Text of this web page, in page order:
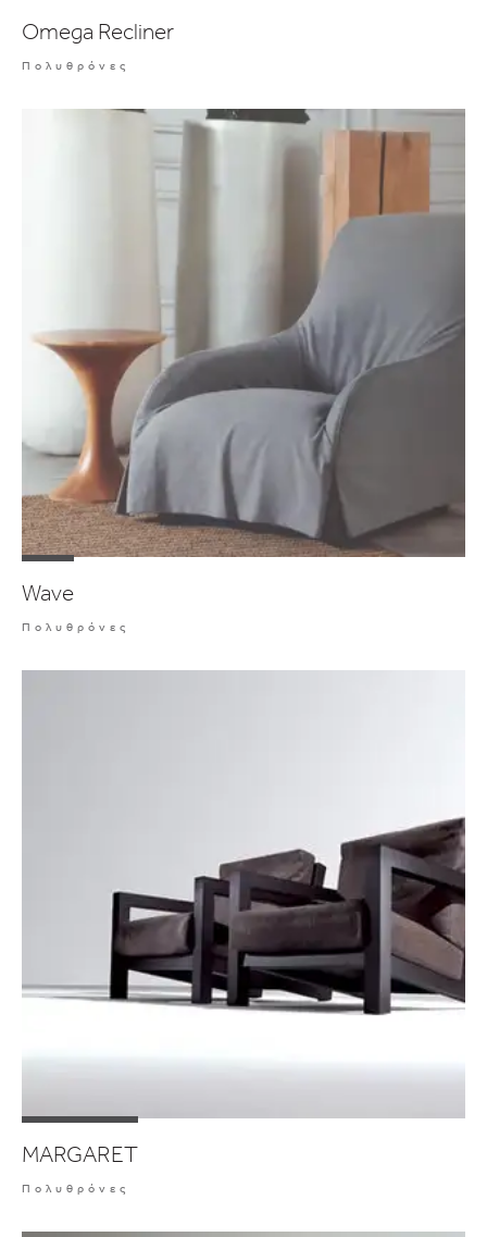
Omega Recliner
Πολυθρόνες
Wave
Πολυθρόνες
MARGARET
Πολυθρόνες